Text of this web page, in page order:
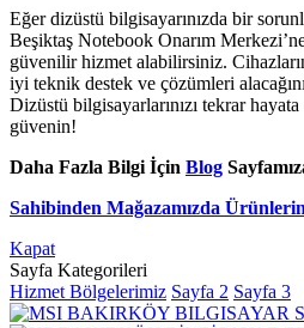
Eğer dizüstü bilgisayarınızda bir
Beşiktaş Notebook Onarım
güvenilir hizmet alabilirsiniz.
iyi teknik destek ve çözümleri
Dizüstü bilgisayarlarınızı tekrar
güvenin!
Daha Fazla Bilgi İçin Blog
Sahibinden Mağazamızda
Kapat
Sayfa Kategorileri
Hizmet Bölgelerimiz Sayfa 2 Sayfa 3